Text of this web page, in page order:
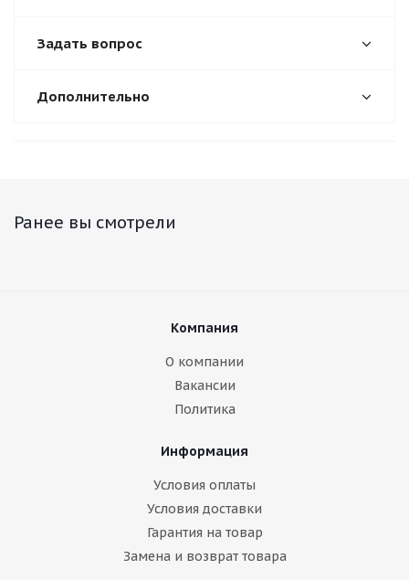
Задать вопрос
Дополнительно
Ранее вы смотрели
Компания
О компании
Вакансии
Политика
Информация
Условия оплаты
Условия доставки
Гарантия на товар
Замена и возврат товара